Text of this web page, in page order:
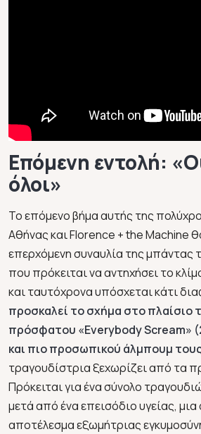
Επόμενη εντολή:
όλοι»
Το επόμενο βήμα αυτής της
Αθήνας και Florence + the Machine
επερχόμενη συναυλία της μπάντας
που πρόκειται να αντηχήσει το
και ταυτόχρονα υπόσχεται κάτι
προσκαλεί το σχήμα στο πλαίσιο
πρόσφατου «Everybody Scream»
και πιο προσωπικού άλμπουμ
τραγουδίστρια ξεχωρίζει από τα
Πρόκειται για ένα σύνολο
μετά από ένα επεισόδιο υγείας,
αποτέλεσμα εξωμήτριας